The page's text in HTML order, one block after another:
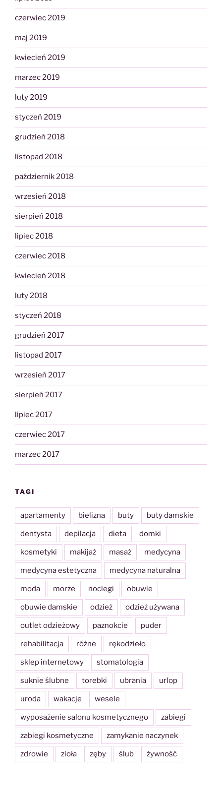
czerwiec 2019
maj 2019
kwiecień 2019
marzec 2019
luty 2019
styczeń 2019
grudzień 2018
listopad 2018
październik 2018
wrzesień 2018
sierpień 2018
lipiec 2018
czerwiec 2018
kwiecień 2018
luty 2018
styczeń 2018
grudzień 2017
listopad 2017
wrzesień 2017
sierpień 2017
lipiec 2017
czerwiec 2017
marzec 2017
TAGI
apartamenty bielizna buty buty damskie
dentysta depilacja dieta domki
kosmetyki makijaż masaż medycyna
medycyna estetyczna medycyna naturalna
moda morze noclegi obuwie
obuwie damskie odzież odzież używana
outlet odzieżowy paznokcie puder
rehabilitacja różne rękodzieło
sklep internetowy stomatologia
suknie ślubne torebki ubrania urlop
uroda wakacje wesele
wyposażenie salonu kosmetycznego zabiegi
zabiegi kosmetyczne zamykanie naczynek
zdrowie zioła zęby ślub żywność